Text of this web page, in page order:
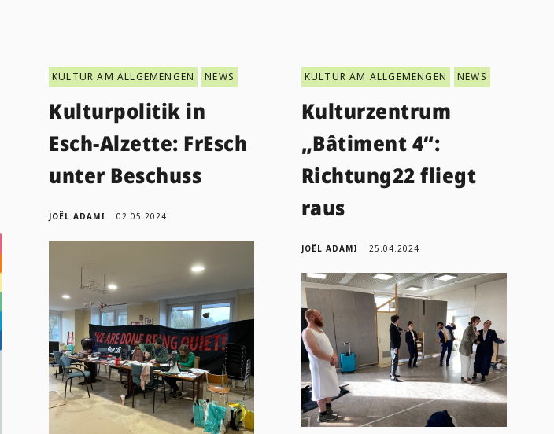
KULTUR AM ALLGEMENGEN NEWS
Kulturpolitik in
Esch-Alzette: FrEsch
unter Beschuss
JOËL ADAMI 02.05.2024
KULTUR AM ALLGEMENGEN NEWS
Kulturzentrum
„Bâtiment 4“:
Richtung22 fliegt
raus
JOËL ADAMI 25.04.2024